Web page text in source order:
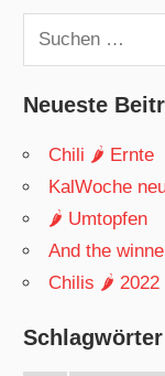
Suchen
nach:
Neueste
Chili 🌶 Ernte
KalWoche
🌶 Umtopfen
And the
Chilis 🌶 2022
Schlagwörter